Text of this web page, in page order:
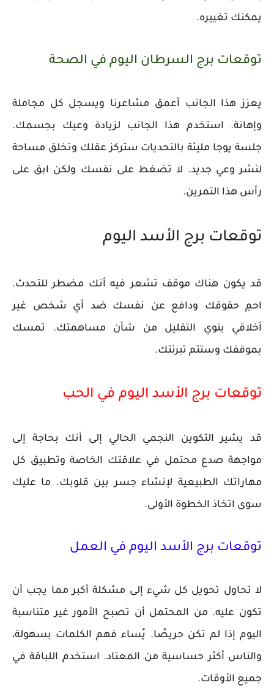
يمكنك تغييره.
توقعات برج السرطان اليوم في الصحة
يعزز هذا الجانب أعمق مشاعرنا ويسجل كل مجاملة
وإهانة. استخدم هذا الجانب لزيادة وعيك بجسمك.
جلسة يوجا مليئة بالتحديات ستركز عقلك وتخلق مساحة
لنشر وعي جديد. لا تضغط على نفسك ولكن ابق على
رأس هذا التمرين.
توقعات برج الأسد اليوم
قد يكون هناك موقف تشعر فيه أنك مضطر للتحدث.
احمِ حقوقك ودافع عن نفسك ضد أي شخص غير
أخلاقي ينوي التقليل من شأن مساهمتك. تمسك
بموقفك وستتم تبرئتك.
توقعات برج الأسد اليوم في الحب
قد يشير التكوين النجمي الحالي إلى أنك بحاجة إلى
مواجهة صدع محتمل في علاقتك الخاصة وتطبيق كل
مهاراتك الطبيعية لإنشاء جسر بين قلوبك. ما عليك
سوى اتخاذ الخطوة الأولى.
توقعات برج الأسد اليوم في العمل
لا تحاول تحويل كل شيء إلى مشكلة أكبر مما يجب أن
تكون عليه. من المحتمل أن تصبح الأمور غير متناسبة
اليوم إذا لم تكن حريصًا. يُساء فهم الكلمات بسهولة،
والناس أكثر حساسية من المعتاد. استخدم اللباقة في
جميع الأوقات.